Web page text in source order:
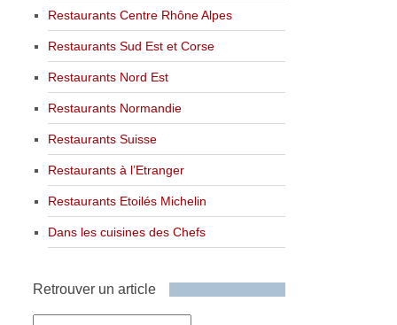
Restaurants Centre Rhône Alpes
Restaurants Sud Est et Corse
Restaurants Nord Est
Restaurants Normandie
Restaurants Suisse
Restaurants à l’Etranger
Restaurants Etoilés Michelin
Dans les cuisines des Chefs
Retrouver un article